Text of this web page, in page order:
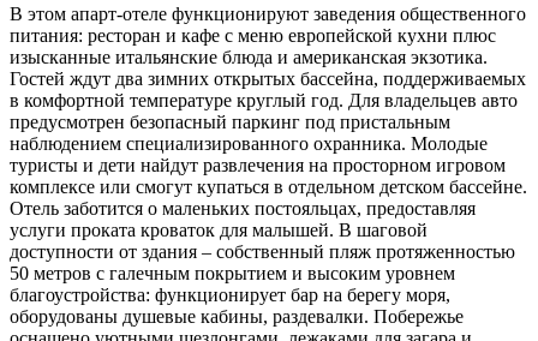
В этом апарт-отеле функционируют заведения общественного
питания: ресторан и кафе с меню европейской кухни плюс
изысканные итальянские блюда и американская экзотика.
Гостей ждут два зимних открытых бассейна, поддерживаемых
в комфортной температуре круглый год. Для владельцев авто
предусмотрен безопасный паркинг под пристальным
наблюдением специализированного охранника. Молодые
туристы и дети найдут развлечения на просторном игровом
комплексе или смогут купаться в отдельном детском бассейне.
Отель заботится о маленьких постояльцах, предоставляя
услуги проката кроваток для малышей. В шаговой
доступности от здания – собственный пляж протяженностью
50 метров с галечным покрытием и высоким уровнем
благоустройства: функционирует бар на берегу моря,
оборудованы душевые кабины, раздевалки. Побережье